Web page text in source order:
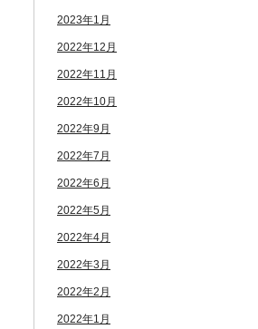
2023年1月
2022年12月
2022年11月
2022年10月
2022年9月
2022年7月
2022年6月
2022年5月
2022年4月
2022年3月
2022年2月
2022年1月